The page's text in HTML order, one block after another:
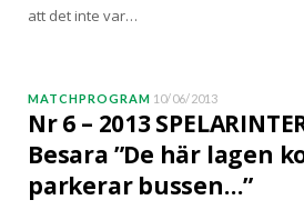
att det inte var…
MATCHPROGRAM 10/06/2013
Nr 6 – 2013
Besara ”De här lagen
parkerar bussen…”